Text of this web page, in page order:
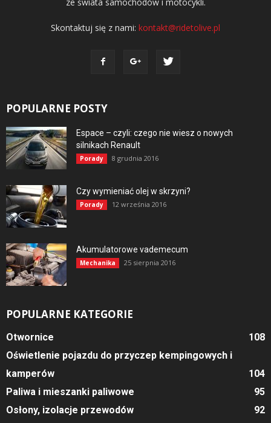
Skontaktuj się z nami: kontakt@ridetolive.pl
POPULARNE POSTY
Espace – czyli: czego nie wiesz o nowych
silnikach Renault
Porady 8 grudnia 2016
Czy wymieniać olej w skrzyni?
Porady 12 września 2016
Akumulatorowe vademecum
Mechanika 25 sierpnia 2016
POPULARNE KATEGORIE
Otwornice
108
Oświetlenie pojazdu do przyczep kempingowych i
kamperów
104
Paliwa i mieszanki paliwowe
95
Osłony, izolacje przewodów
92